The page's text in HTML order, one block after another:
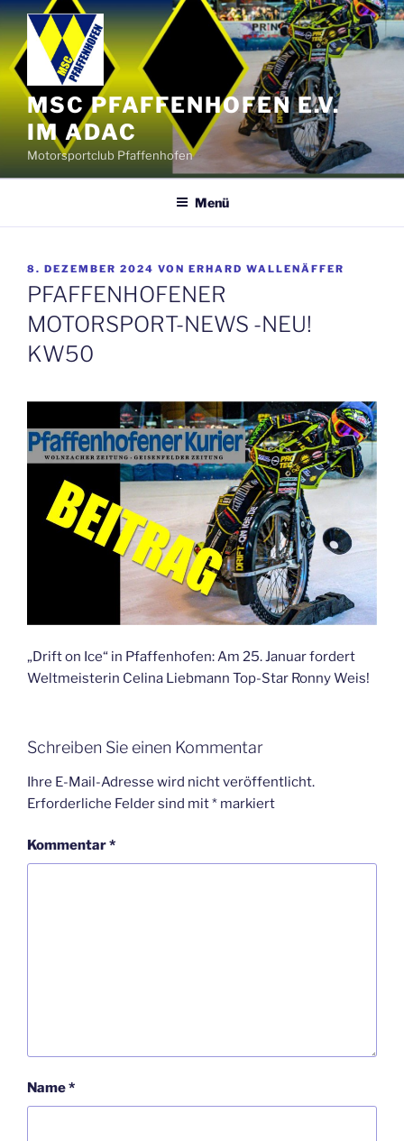
Zum
Inhalt
springen
MSC PFAFFENHOFEN E.V.
IM ADAC
Motorsportclub Pfaffenhofen
Menü
VERÖFFENTLICHT
AM
8. DEZEMBER 2024 VON ERHARD WALLENÄFFER
PFAFFENHOFENER
MOTORSPORT-NEWS -NEU!
KW50
„Drift on Ice“ in Pfaffenhofen: Am 25. Januar fordert
Weltmeisterin Celina Liebmann Top-Star Ronny Weis!
Schreiben Sie einen Kommentar
Ihre E-Mail-Adresse wird nicht veröffentlicht.
Erforderliche Felder sind mit* markiert
Kommentar*
Name*